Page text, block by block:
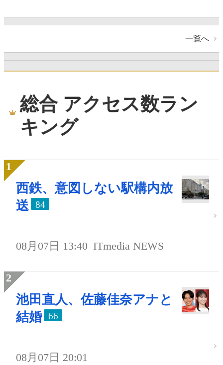
一覧へ
総合 アクセス数ラン
キング
西鉄、意図しない駅構内放
送
84
08月07日 13:40 ITmedia NEWS
池田直人、佐藤佳奈アナと
結婚
66
08月07日 20:01